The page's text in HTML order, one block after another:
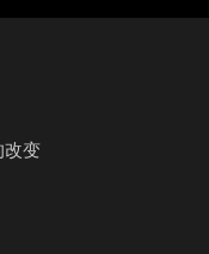
改变